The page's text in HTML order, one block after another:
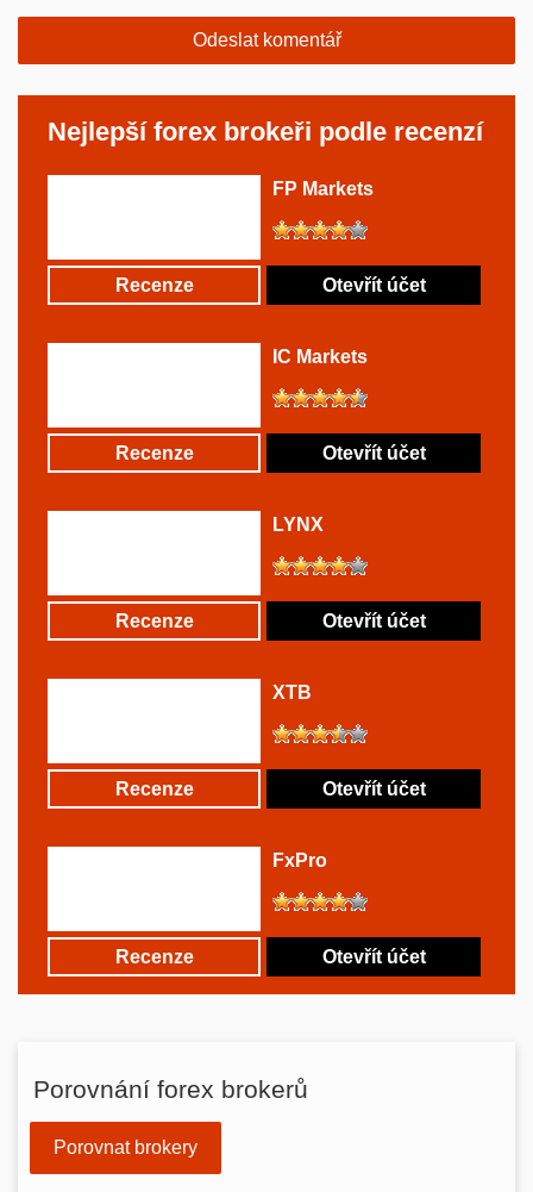
Nejlepší forex brokeři podle recenzí
FP Markets
Recenze Otevřít účet
IC Markets
Recenze Otevřít účet
LYNX
Recenze Otevřít účet
XTB
Recenze Otevřít účet
FxPro
Recenze Otevřít účet
Porovnání forex brokerů
Porovnat brokery